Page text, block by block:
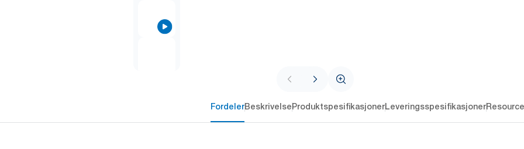
FordelerBeskrivelseProduktspesifikasjonerLeveringsspesifikasjoner